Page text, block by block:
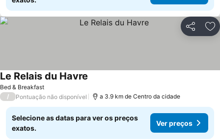
Partilhar
Bed & Breakfast
Le Relais du Havre
/ Pontuação não disponível a 3.9 km de Centro da cidade
Selecione as datas para ver os preços
exatos.
Ver preços